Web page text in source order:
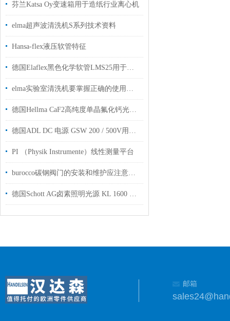
芬兰Katsa Oy变速箱用于造纸行业离心机
elma超声波清洗机S系列技术资料
Hansa-flex液压软管特征
德国Elaflex黑色化学软管LMS25用于输送化学和矿物油产品现货
elma实验室清洗机要掌握正确的使用方法
德国Hellma CaF2高纯度单晶氟化钙光学材料低色散原厂直销
德国ADL DC 电源 GSW 200 / 500V用于半导体真空镀膜工厂授权
PI （Physik Instrumente）线性测量平台
burocco碳钢阀门的安装和维护应注意以下事项
德国Schott AG卤素照明光源 KL 1600 LED用于配套实验室显微镜上使用
邮箱